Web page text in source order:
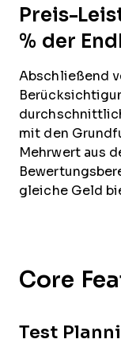
Preis-
% der
Abschließend
mit den
Mehrwert aus
gleiche Geld
Core
Test